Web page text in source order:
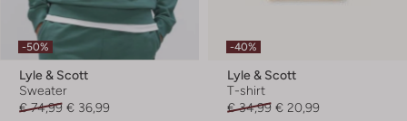
-50%
Lyle & Scott
Sweater
€ 74,99 € 36,99
-40%
Lyle & Scott
T-shirt
€ 34,99 € 20,99